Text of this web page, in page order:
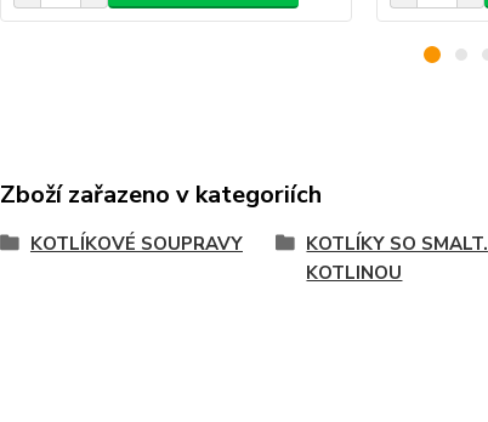
Zboží zařazeno v kategoriích
KOTLÍKOVÉ SOUPRAVY
KOTLÍKY SO SMALT.
KOTLINOU